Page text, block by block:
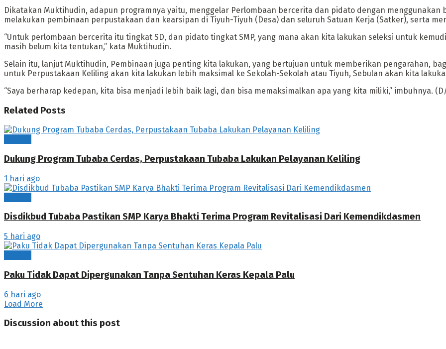
Dikatakan Muktihudin, adapun programnya yaitu, menggelar Perlombaan bercerita dan pidato dengan menggunakan
melakukan pembinaan perpustakaan dan kearsipan di Tiyuh-Tiyuh (Desa) dan seluruh Satuan Kerja (Satker), serta
“Untuk perlombaan bercerita itu tingkat SD, dan pidato tingkat SMP, yang mana akan kita lakukan seleksi untuk
masih belum kita tentukan,” kata Muktihudin.
Selain itu, lanjut Muktihudin, Pembinaan juga penting kita lakukan, yang bertujuan untuk memberikan pengarahan,
untuk Perpustakaan Keliling akan kita lakukan lebih maksimal ke Sekolah-Sekolah atau Tiyuh, Sebulan akan kita
“Saya berharap kedepan, kita bisa menjadi lebih baik lagi, dan bisa memaksimalkan apa yang kita miliki,” imbuhnya.
Related Posts
Dukung Program Tubaba Cerdas, Perpustakaan Tubaba Lakukan Pelayanan Keliling
1 hari ago
Disdikbud Tubaba Pastikan SMP Karya Bhakti Terima Program Revitalisasi Dari Kemendikdasmen
5 hari ago
Paku Tidak Dapat Dipergunakan Tanpa Sentuhan Keras Kepala Palu
6 hari ago
Load More
Discussion about this post